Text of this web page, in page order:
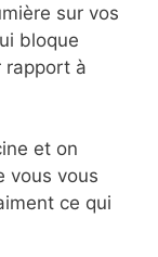
sur vos
bloque
rapport à
et on
vous vous
ce qui